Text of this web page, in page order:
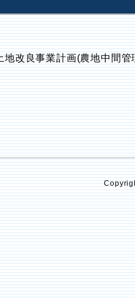
地改良事業計画(農地中間